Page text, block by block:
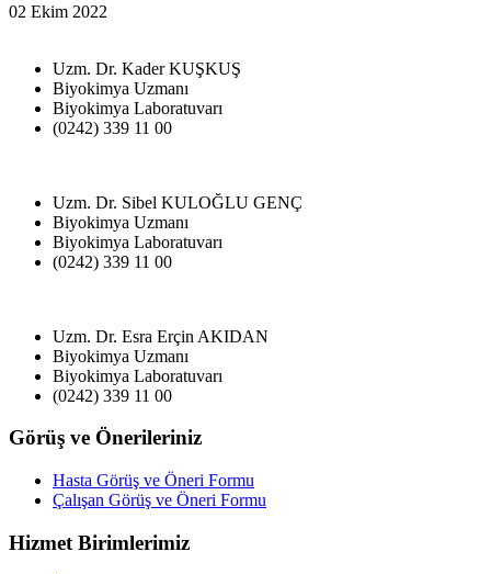
02 Ekim 2022
Uzm. Dr. Kader KUŞKUŞ
Biyokimya Uzmanı
Biyokimya Laboratuvarı
(0242) 339 11 00
Uzm. Dr. Sibel KULOĞLU GENÇ
Biyokimya Uzmanı
Biyokimya Laboratuvarı
(0242) 339 11 00
Uzm. Dr. Esra Erçin AKIDAN
Biyokimya Uzmanı
Biyokimya Laboratuvarı
(0242) 339 11 00
Görüş ve Önerileriniz
Hasta Görüş ve Öneri Formu
Çalışan Görüş ve Öneri Formu
Hizmet Birimlerimiz